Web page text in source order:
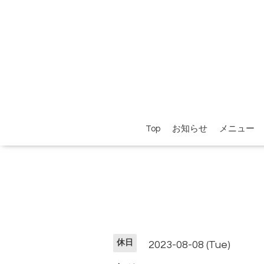
Top お知らせ メニュー
休日 2023-08-08 (Tue)